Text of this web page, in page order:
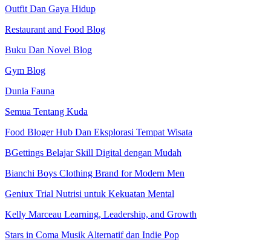
Outfit Dan Gaya Hidup
Restaurant and Food Blog
Buku Dan Novel Blog
Gym Blog
Dunia Fauna
Semua Tentang Kuda
Food Bloger Hub Dan Eksplorasi Tempat Wisata
BGettings Belajar Skill Digital dengan Mudah
Bianchi Boys Clothing Brand for Modern Men
Geniux Trial Nutrisi untuk Kekuatan Mental
Kelly Marceau Learning, Leadership, and Growth
Stars in Coma Musik Alternatif dan Indie Pop